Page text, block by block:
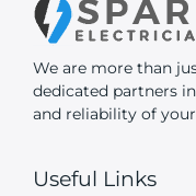
We are more than
dedicated partners
and reliability of
Useful Links